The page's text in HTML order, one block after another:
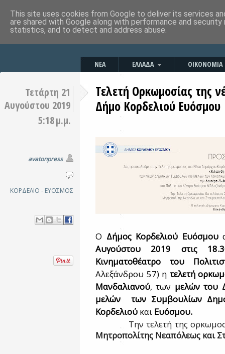
ΝΕΑ ΕΛΛΑΔΑ ΟΙΚΟΝΟΜΙΑ
Τετάρτη 21
Αυγούστου 2019
5:18 μ.μ.
avatonpress
ΚΟΡΔΕΛΙΟ - ΕΥΟΣΜΟΣ
Τελετή Ορκωμοσίας της
Δήμο Κορδελιού Ευόσμου
Ο Δήμος Κορδελιού Ευόσμου
Αυγούστου 2019 στις
Κινηματοθέατρο του
Αλεξάνδρου 57) η τελετή
Μανδαλιανού, των μελών του
μελών
των Συμβουλίων
Κορδελιού και Ευόσμου.
Την τελετή της
Μητροπολίτης Νεαπόλεως και
This site uses cookies from Google to deliver its services
are shared with Google along with performance and
statistics, and to detect and address abuse.